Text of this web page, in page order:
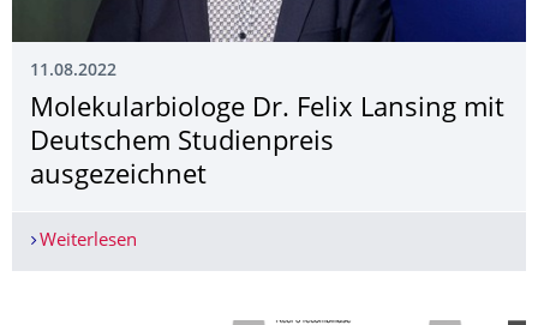
11.08.2022
Molekular­biologe Dr. Felix Lansing mit
Deutschem Studienpreis
ausgezeichnet
Weiterlesen